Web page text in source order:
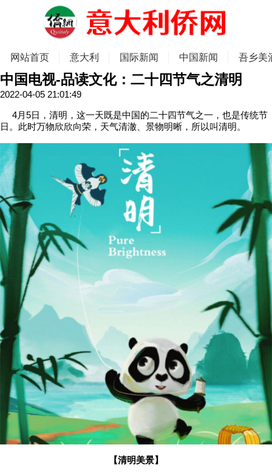
网站首页 意大利 国际新闻 中国新闻 吾乡美
中国电视-品读文化：二十四节气之清明
2022-04-05 21:01:49
4月5日，清明，这一天既是中国的二十四节气之一，也是传统节
日。此时万物欣欣向荣，天气清澈、景物明晰，所以叫清明。
【清明美景】